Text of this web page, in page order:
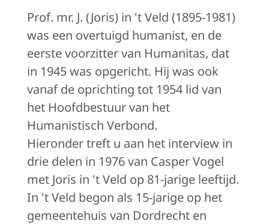
Prof. mr. J. (Joris) in 't Veld (1895-1981)
was een overtuigd humanist, en de
eerste voorzitter van Humanitas, dat
in 1945 was opgericht. Hij was ook
vanaf de oprichting tot 1954 lid van
het Hoofdbestuur van het
Humanistisch Verbond.
Hieronder treft u aan het interview in
drie delen in 1976 van Casper Vogel
met Joris in 't Veld op 81-jarige leeftijd.
In 't Veld begon als 15-jarige op het
gemeentehuis van Dordrecht en